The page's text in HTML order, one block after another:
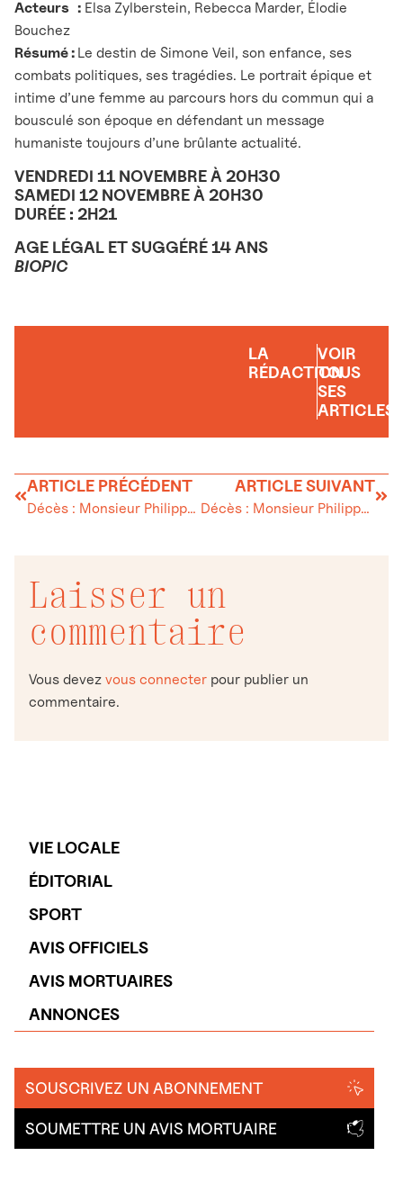
VIE LOCALE
ÉDITORIAL
SPORT
AVIS OFFICIELS
AVIS MORTUAIRES
ANNONCES
SOUSCRIVEZ UN ABONNEMENT
SOUMETTRE UN AVIS MORTUAIRE
Acteurs : Elsa Zylberstein, Rebecca Marder, Élodie
Bouchez
Résumé : Le destin de Simone Veil, son enfance, ses
combats politiques, ses tragédies. Le portrait épique et
intime d’une femme au parcours hors du commun qui a
bousculé son époque en défendant un message
humaniste toujours d’une brûlante actualité.
VENDREDI 11 NOVEMBRE À 20H30
SAMEDI 12 NOVEMBRE À 20H30
DURÉE : 2H21
AGE LÉGAL ET SUGGÉRÉ 14 ANS
BIOPIC
LA
RÉDACTION
VOIR
TOUS
SES
ARTICLES
ARTICLE PRÉCÉDENT
Décès : Monsieur Philippe BAUDAT
ARTICLE SUIVANT
Décès : Monsieur Philippe BAUDAT
Laisser un
commentaire
Vous devez vous connecter pour publier un
commentaire.